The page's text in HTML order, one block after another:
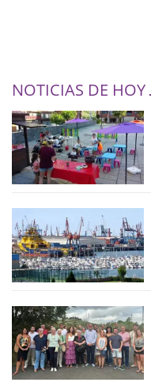
NOTICIAS DE HOY